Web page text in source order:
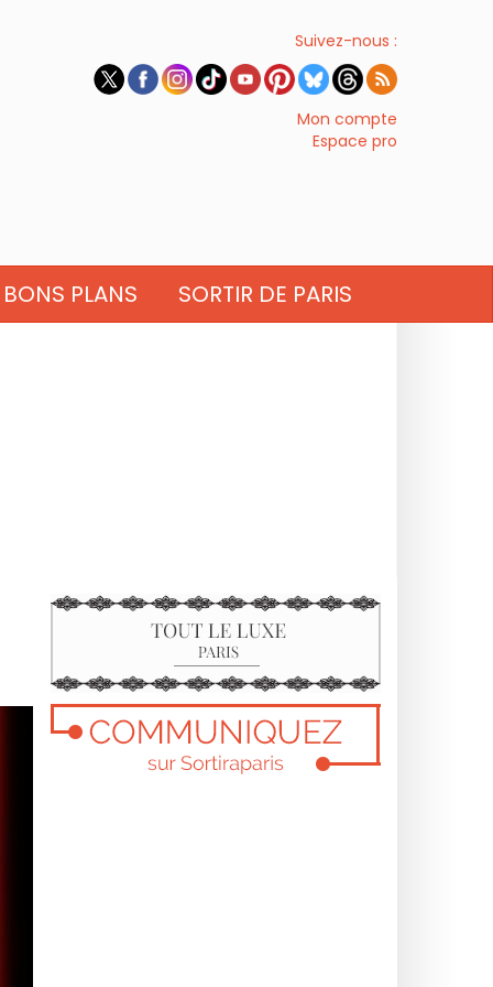
Suivez-nous :
Mon compte
Espace pro
BONS PLANS SORTIR DE PARIS